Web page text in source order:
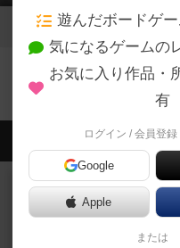
2
時代劇
会員
レビュー
南
1983
約1時
遊んだボードゲ
気になるゲームの
お気に入り作品・
有
ログイン / 会員登録
Google
Apple
または